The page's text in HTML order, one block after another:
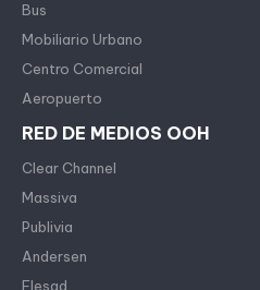
Bus
Mobiliario Urbano
Centro Comercial
Aeropuerto
RED DE MEDIOS OOH
Clear Channel
Massiva
Publivia
Andersen
Flesad